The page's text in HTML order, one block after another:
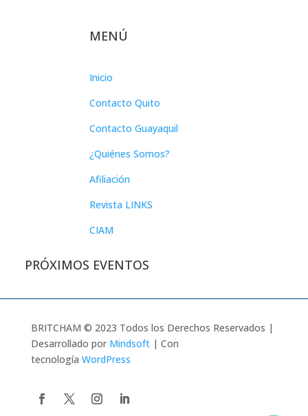
MENÚ
Inicio
Contacto Quito
Contacto Guayaquil
¿Quiénes Somos?
Afiliación
Revista LINKS
CIAM
PRÓXIMOS EVENTOS
BRITCHAM © 2023 Todos los Derechos Reservados |
Desarrollado por Mindsoft| Con
tecnología WordPress